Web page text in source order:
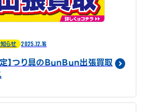
らせ 2025.12.16
定】つり具のBunBun出張買取